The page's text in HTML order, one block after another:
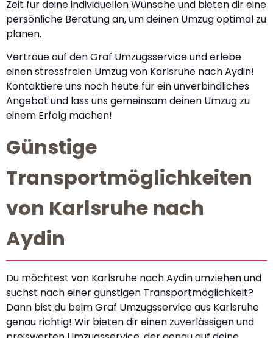
Zeit für deine individuellen Wünsche und bieten dir eine
persönliche Beratung an, um deinen Umzug optimal zu
planen.
Vertraue auf den Graf Umzugsservice und erlebe
einen stressfreien Umzug von Karlsruhe nach Aydin!
Kontaktiere uns noch heute für ein unverbindliches
Angebot und lass uns gemeinsam deinen Umzug zu
einem Erfolg machen!
Günstige
Transportmöglichkeiten
von Karlsruhe nach
Aydin
Du möchtest von Karlsruhe nach Aydin umziehen und
suchst nach einer günstigen Transportmöglichkeit?
Dann bist du beim Graf Umzugsservice aus Karlsruhe
genau richtig! Wir bieten dir einen zuverlässigen und